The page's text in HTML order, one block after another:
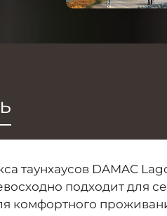
таунхаусов DAMAC
подходит для